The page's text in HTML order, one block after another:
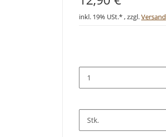
inkl. 19% USt.* , zzgl.Versand
Stk.